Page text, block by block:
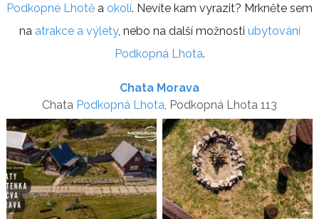
Podkopné Lhotě a okolí. Nevíte kam vyrazit? Mrkněte sem
na atrakce a výlety, nebo na další možnosti ubytování
Podkopná Lhota.
Chata Morava
Chata Podkopná Lhota , Podkopná Lhota 113